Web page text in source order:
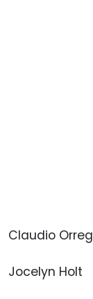
Claudio
Jocelyn Holt